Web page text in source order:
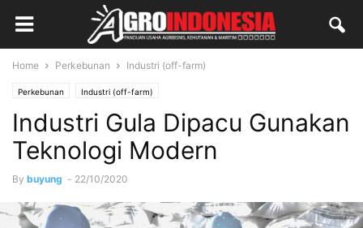
Home Perkebunan Industri (off-farm)
Perkebunan Industri (off-farm)
Industri Gula Dipacu Gunakan
Teknologi Modern
By buyung - 22/10/2020